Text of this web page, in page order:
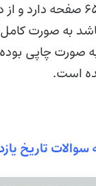
است.این فایل ۶۵ صفحه
باشد به صورت
صورت چاپی
است.
تاریخ